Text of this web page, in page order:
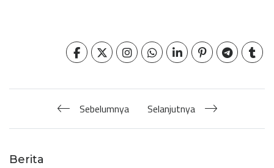
Sebelumnya Selanjutnya
Berita